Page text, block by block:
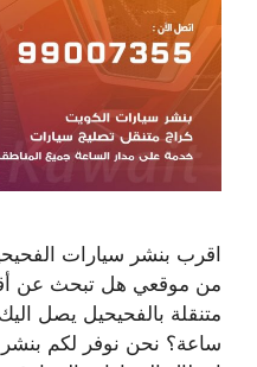
اقرب بنشر سيارات
من موقعي هل تبحث عن
ساعة؟ نحن نوفر لكم